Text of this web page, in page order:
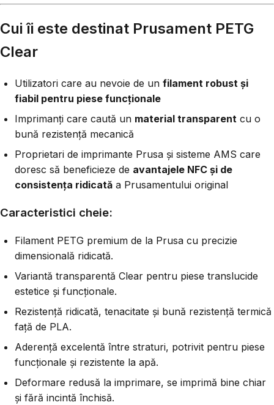
Cui îi este destinat Prusament PETG
Clear
Utilizatori care au nevoie de un filament robust și
fiabil pentru piese funcționale
Imprimanți care caută un material transparent cu o
bună rezistență mecanică
Proprietari de imprimante Prusa și sisteme AMS care
doresc să beneficieze de avantajele NFC și de
consistența ridicată a Prusamentului original
Caracteristici cheie:
Filament PETG premium de la Prusa cu precizie
dimensională ridicată.
Variantă transparentă Clear pentru piese translucide
estetice și funcționale.
Rezistență ridicată, tenacitate și bună rezistență termică
față de PLA.
Aderență excelentă între straturi, potrivit pentru piese
funcționale și rezistente la apă.
Deformare redusă la imprimare, se imprimă bine chiar
și fără incintă închisă.